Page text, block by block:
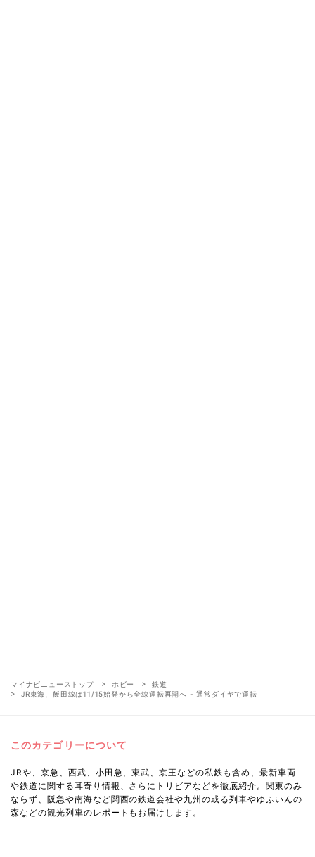
マイナビニューストップ ホビー
鉄道
JR東海、飯田線は11/15始発から全線運転再開へ - 通常ダイヤで運転
このカテゴリーについて
JRや、京急、西武、小田急、東武、京王などの私鉄も含め、最新車両
や鉄道に関する耳寄り情報、さらにトリビアなどを徹底紹介。関東のみ
ならず、阪急や南海など関西の鉄道会社や九州の或る列車やゆふいんの
森などの観光列車のレポートもお届けします。